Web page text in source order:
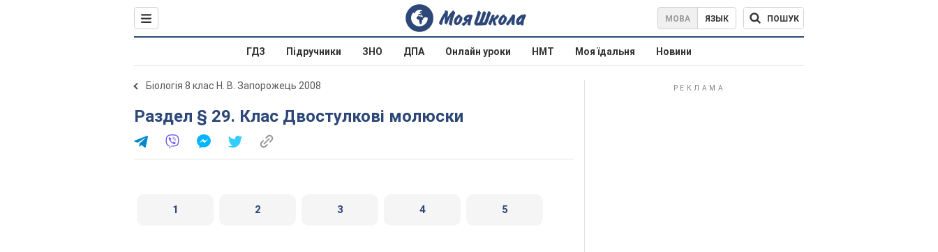
МОВА ЯЗЫК ПОШУК
ГДЗ Підручники ЗНО ДПА Онлайн уроки НМТ Моя їдальня Новини
Біологія 8 клас Н. В. Запорожець 2008
Раздел § 29. Клас Двостулкові молюски
1 2 3 4 5